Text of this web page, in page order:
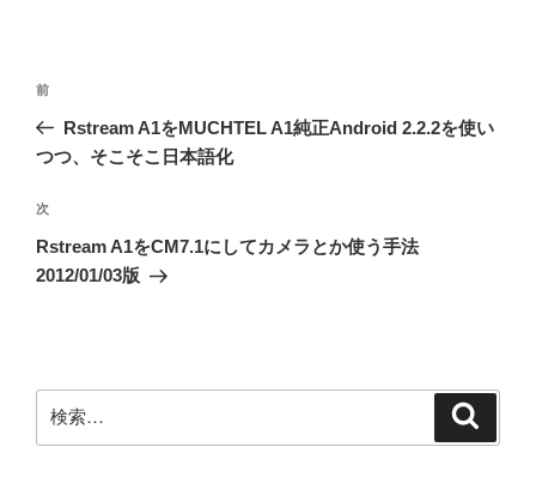
投
ゲ
ー
シ
前
の
投
前
Rstream A1をMUCHTEL A1純正Android 2.2.2を使い
つつ、そこそこ日本語化
次
の
投
次
Rstream A1をCM7.1にしてカメラとか使う手法
2012/01/03版
索: